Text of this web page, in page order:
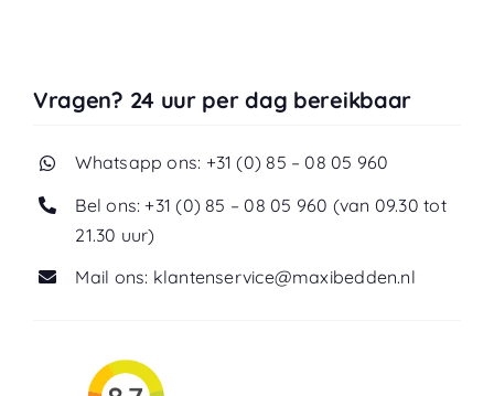
Vragen? 24 uur per dag bereikbaar
Whatsapp ons: +31 (0) 85 – 08 05 960
Bel ons: +31 (0) 85 – 08 05 960 (van 09.30 tot
21.30 uur)
Mail ons: klantenservice@maxibedden.nl